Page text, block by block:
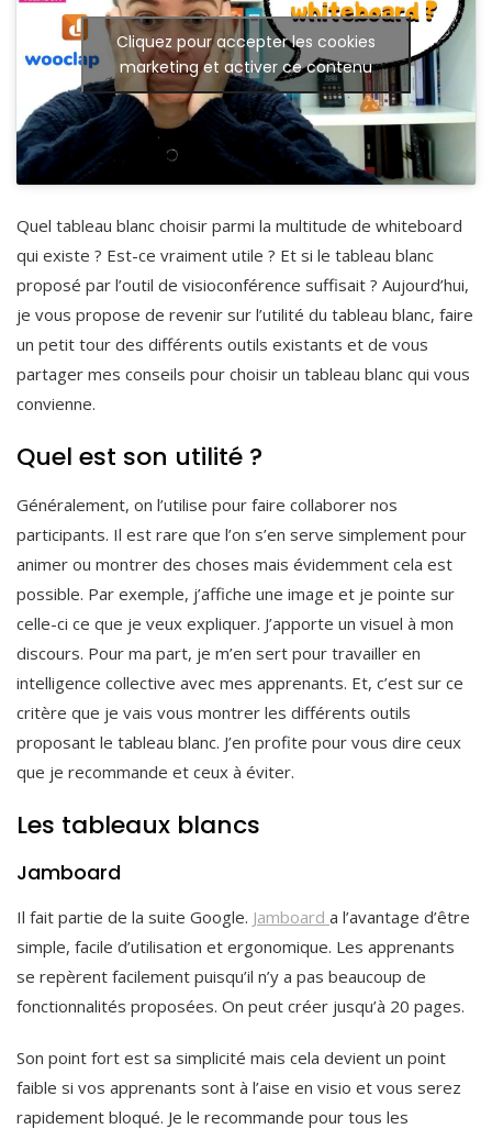
Cliquez pour accepter les cookies
marketing et activer ce contenu
Quel tableau blanc choisir parmi la multitude de whiteboard
qui existe ? Est-ce vraiment utile ? Et si le tableau blanc
proposé par l’outil de visioconférence suffisait ? Aujourd’hui,
je vous propose de revenir sur l’utilité du tableau blanc, faire
un petit tour des différents outils existants et de vous
partager mes conseils pour choisir un tableau blanc qui vous
convienne.
Quel est son utilité ?
Généralement, on l’utilise pour faire collaborer nos
participants. Il est rare que l’on s’en serve simplement pour
animer ou montrer des choses mais évidemment cela est
possible. Par exemple, j’affiche une image et je pointe sur
celle-ci ce que je veux expliquer. J’apporte un visuel à mon
discours. Pour ma part, je m’en sert pour travailler en
intelligence collective avec mes apprenants. Et, c’est sur ce
critère que je vais vous montrer les différents outils
proposant le tableau blanc. J’en profite pour vous dire ceux
que je recommande et ceux à éviter.
Les tableaux blancs
Jamboard
Il fait partie de la suite Google. Jamboard a l’avantage d’être
simple, facile d’utilisation et ergonomique. Les apprenants
se repèrent facilement puisqu’il n’y a pas beaucoup de
fonctionnalités proposées. On peut créer jusqu’à 20 pages.
Son point fort est sa simplicité mais cela devient un point
faible si vos apprenants sont à l’aise en visio et vous serez
rapidement bloqué. Je le recommande pour tous les